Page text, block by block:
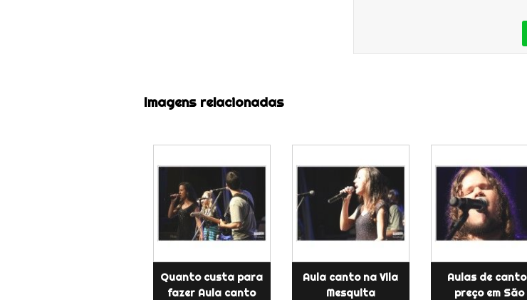
Imagens relacionadas
Quanto custa para
fazer Aula canto
Aula canto na Vila
Mesquita
Aulas de
preço em São